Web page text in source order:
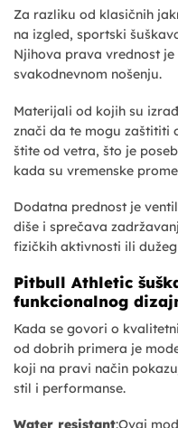
Za razliku od klasičnih
na izgled, sportski
Njihova prava vrednost
svakodnevnom nošenju.
Materijali od kojih su
znači da te mogu zaštititi
štite od vetra, što je
kada su vremenske
Dodatna prednost je
diše i sprečava
fizičkih aktivnosti ili dužeg
Pitbull Athletic
funkcionalnog
Kada se govori o
od dobrih primera je
koji na pravi način
stil i performanse.
Water resistant:Ovaj